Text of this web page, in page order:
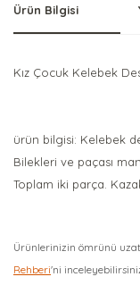
Ürün Bilgisi
Kız Çocuk Kelebek
ürün bilgisi: Kelebek
Bilekleri ve paçası
Toplam iki parça.
Ürünlerinizin ömrünü
Rehberi'ni